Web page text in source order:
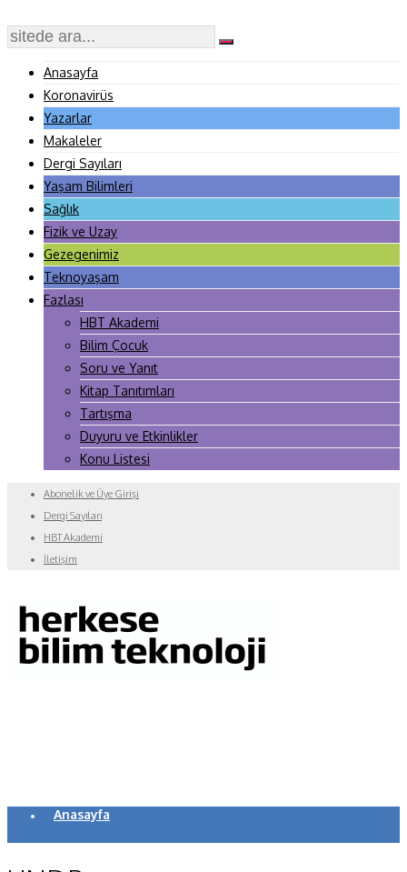
Anasayfa
Koronavirüs
Yazarlar
Makaleler
Dergi Sayıları
Yaşam Bilimleri
Sağlık
Fizik ve Uzay
Gezegenimiz
Teknoyaşam
Fazlası
HBT Akademi
Bilim Çocuk
Soru ve Yanıt
Kitap Tanıtımları
Tartışma
Duyuru ve Etkinlikler
Konu Listesi
Abonelik ve Üye Girişi
Dergi Sayıları
HBT Akademi
İletişim
Anasayfa